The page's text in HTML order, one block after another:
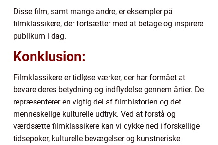
Disse film, samt mange andre, er eksempler på
filmklassikere, der fortsætter med at betage og inspirere
publikum i dag.
Konklusion:
Filmklassikere er tidløse værker, der har formået at
bevare deres betydning og indflydelse gennem årtier. De
repræsenterer en vigtig del af filmhistorien og det
menneskelige kulturelle udtryk. Ved at forstå og
værdsætte filmklassikere kan vi dykke ned i forskellige
tidsepoker, kulturelle bevægelser og kunstneriske